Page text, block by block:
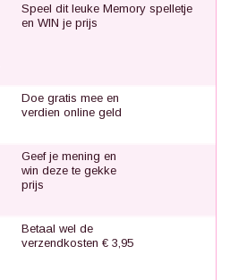
Speel dit leuke Memory spelletje
en WIN je prijs
Doe gratis mee en
verdien online geld
Geef je mening en
win deze te gekke
prijs
Betaal wel de
verzendkosten € 3,95